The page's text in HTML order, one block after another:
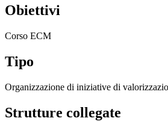
Obiettivi
Corso ECM
Tipo
Organizzazione di iniziative di
Strutture collegate